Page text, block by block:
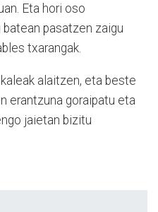
Eta hori oso
pasatzen zaigu
txarangak.
alaitzen, eta beste
erantzuna goraipatu eta
jaietan bizitu